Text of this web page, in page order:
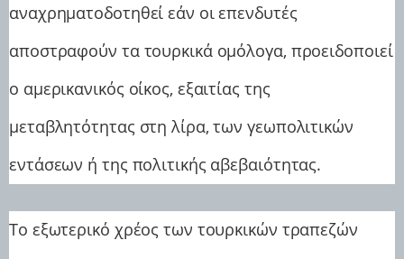
αναχρηματοδοτηθεί εάν οι επενδυτές
αποστραφούν τα τουρκικά ομόλογα, προειδοποιεί
ο αμερικανικός οίκος, εξαιτίας της
μεταβλητότητας στη λίρα, των γεωπολιτικών
εντάσεων ή της πολιτικής αβεβαιότητας.
Το εξωτερικό χρέος των τουρκικών τραπεζών